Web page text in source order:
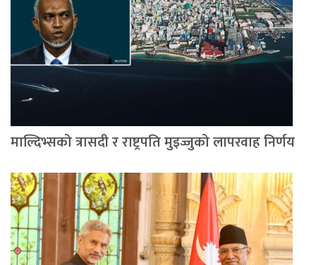
माल्दिभ्सको त्रासदी र राष्ट्रपति मुइज्जुको लापरवाह निर्णय